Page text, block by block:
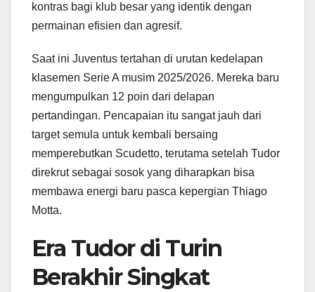
kontras bagi klub besar yang identik dengan
permainan efisien dan agresif.
Saat ini Juventus tertahan di urutan kedelapan
klasemen Serie A musim 2025/2026. Mereka baru
mengumpulkan 12 poin dari delapan
pertandingan. Pencapaian itu sangat jauh dari
target semula untuk kembali bersaing
memperebutkan Scudetto, terutama setelah Tudor
direkrut sebagai sosok yang diharapkan bisa
membawa energi baru pasca kepergian Thiago
Motta.
Era Tudor di Turin
Berakhir Singkat